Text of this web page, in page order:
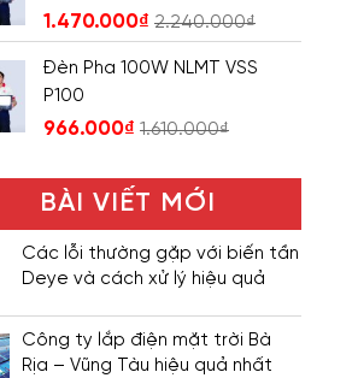
1.470.000₫ 2.240.000₫
Đèn Pha 100W NLMT VSS
P100
966.000₫ 1.610.000₫
BÀI VIẾT MỚI
Các lỗi thường gặp với biến tần
Deye và cách xử lý hiệu quả
Công ty lắp điện mặt trời Bà
Rịa – Vũng Tàu hiệu quả nhất